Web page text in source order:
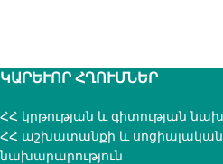
ԿԱՐԵՒՈՐ ՀՂՈՒՄՆԵՐ
ՀՀ կրթության և գիտության
ՀՀ աշխատանքի և սոցիալական
նախարարություն